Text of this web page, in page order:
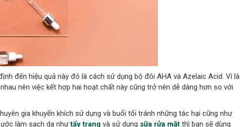
đến hiệu quả này đó là cách sử dụng bộ đôi AHA và Azelaic Acid. Vì là
nên việc kết hợp hai hoạt chất này cũng trở nên dễ dàng hơn so với
gia khuyến khích sử dụng và buổi tối tránh những tác hại cũng như
làm sạch da nhưtẩy trangvà sử dụng sữa rửa mặtthì bạn sẽ dùng